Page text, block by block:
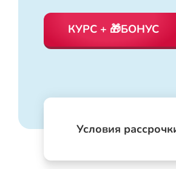
КУРС + 🎁БОНУС
Условия